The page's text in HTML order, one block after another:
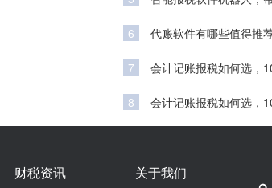
6 代账软件有哪些值得推
7 会计记账报税如何选，
8 会计记账报税如何选，
财税资讯 关于我们